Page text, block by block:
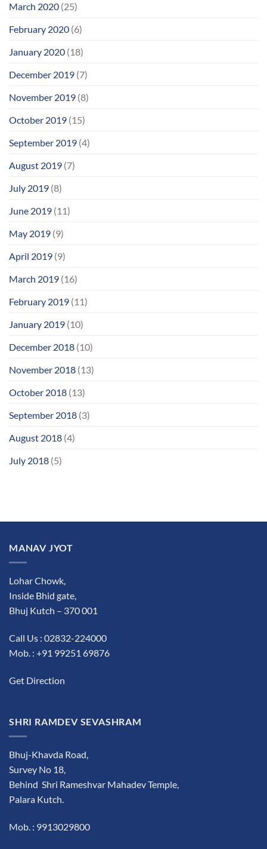
March 2020 (25)
February 2020 (6)
January 2020 (18)
December 2019 (7)
November 2019 (8)
October 2019 (15)
September 2019 (4)
August 2019 (7)
July 2019 (8)
June 2019 (11)
May 2019 (9)
April 2019 (9)
March 2019 (16)
February 2019 (11)
January 2019 (10)
December 2018 (10)
November 2018 (13)
October 2018 (13)
September 2018 (3)
August 2018 (4)
July 2018 (5)
MANAV JYOT
Lohar Chowk,
Inside Bhid gate,
Bhuj Kutch – 370 001
Call Us : 02832-224000
Mob. : +91 99251 69876
Get Direction
SHRI RAMDEV SEVASHRAM
Bhuj-Khavda Road,
Survey No 18,
Behind Shri Rameshvar Mahadev Temple,
Palara Kutch.
Mob. : 9913029800